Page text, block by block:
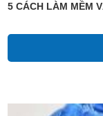
5 CÁCH LÀM MỀM